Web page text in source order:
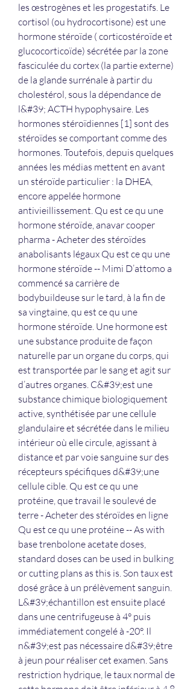
les œstrogènes et les progestatifs. Le
cortisol (ou hydrocortisone) est une
hormone stéroïde ( corticostéroïde et
glucocorticoïde) sécrétée par la zone
fasciculée du cortex (la partie externe)
de la glande surrénale à partir du
cholestérol, sous la dépendance de
l&#39; ACTH hypophysaire. Les
hormones stéroïdiennes [1] sont des
stéroïdes se comportant comme des
hormones. Toutefois, depuis quelques
années les médias mettent en avant
un stéroïde particulier : la DHEA,
encore appelée hormone
antivieillissement. Qu est ce qu une
hormone stéroïde, anavar cooper
pharma - Acheter des stéroïdes
anabolisants légaux Qu est ce qu une
hormone stéroïde -- Mimi D’attomo a
commencé sa carrière de
bodybuildeuse sur le tard, à la fin de
sa vingtaine, qu est ce qu une
hormone stéroïde. Une hormone est
une substance produite de façon
naturelle par un organe du corps, qui
est transportée par le sang et agit sur
d’autres organes. C&#39;est une
substance chimique biologiquement
active, synthétisée par une cellule
glandulaire et sécrétée dans le milieu
intérieur où elle circule, agissant à
distance et par voie sanguine sur des
récepteurs spécifiques d&#39;une
cellule cible. Qu est ce qu une
protéine, que travail le soulevé de
terre - Acheter des stéroïdes en ligne
Qu est ce qu une protéine -- As with
base trenbolone acetate doses,
standard doses can be used in bulking
or cutting plans as this is. Son taux est
dosé grâce à un prélèvement sanguin.
L&#39;échantillon est ensuite placé
dans une centrifugeuse à 4° puis
immédiatement congelé à -20°. Il
n&#39;est pas nécessaire d&#39;être
à jeun pour réaliser cet examen. Sans
restriction hydrique, le taux normal de